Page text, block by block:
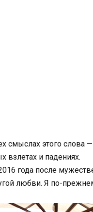
смыслах этого слова
взлетах и падениях.
года после
любви. Я по-